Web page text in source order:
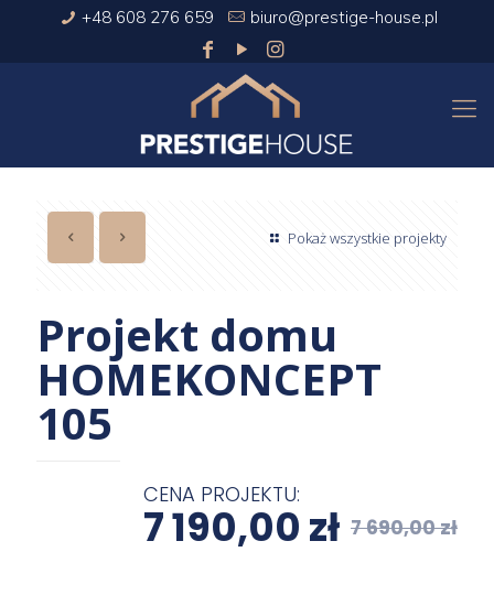
+48 608 276 659 biuro@prestige-house.pl
Pokaż wszystkie projekty
Projekt domu
HOMEKONCEPT
105
CENA PROJEKTU:
7 690,00zł
7 190,00 zł